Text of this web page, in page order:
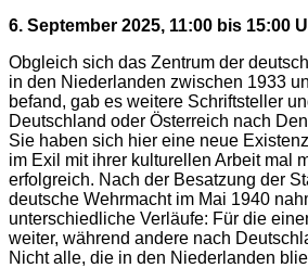
6. September 2025, 11:00 bis 15:00
Obgleich sich das Zentrum der
in den Niederlanden zwischen 1933
befand, gab es weitere Schriftsteller
Deutschland oder Österreich nach
Sie haben sich hier eine neue
im Exil mit ihrer kulturellen Arbeit mal
erfolgreich. Nach der Besatzung der
deutsche Wehrmacht im Mai 1940
unterschiedliche Verläufe: Für die
weiter, während andere nach
Nicht alle, die in den Niederlanden